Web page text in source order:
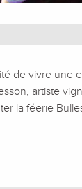
de vivre une
artiste
la féerie